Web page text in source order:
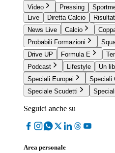
Video Pressing
Live
Diretta Calcio
News Live
Calcio
Probabili Formazioni
Drive UP
Formula E
Podcast
Lifestyle
Un
Speciali Europei
Speciali
Speciale Scudetti
Seguici anche su
Area personale